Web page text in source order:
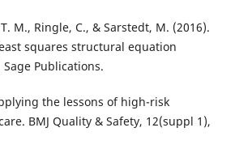
M., Ringle, C., & Sarstedt, M. (2016).
squares structural equation
Sage Publications.
the lessons of high-risk
BMJ Quality & Safety, 12(suppl 1),